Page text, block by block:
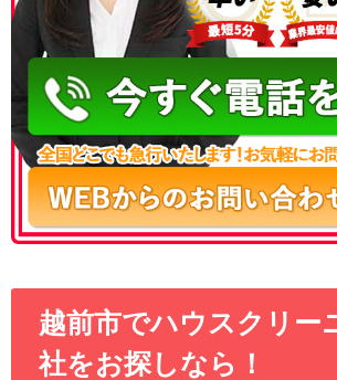
050-3177-
越前市でハウスクリー
社をお探しなら！